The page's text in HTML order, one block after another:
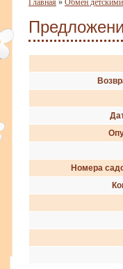
Главная » Обмен
Номера